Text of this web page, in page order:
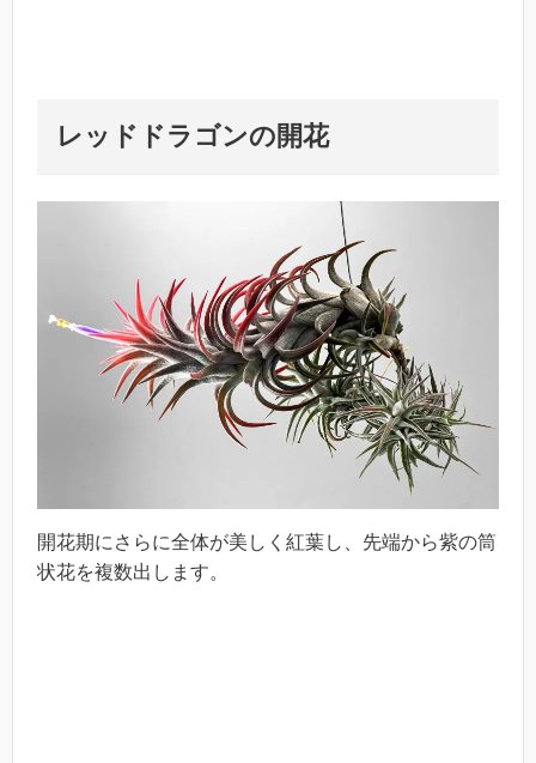
レッドドラゴンの開花
開花期にさらに全体が美しく紅葉し、先端から紫の筒
状花を複数出します。